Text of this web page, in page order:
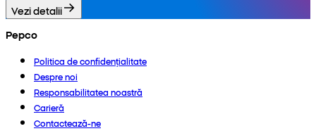
Vezi detalii
Pepco
Politica de confidențialitate
Despre noi
Responsabilitatea noastră
Carieră
Contactează-ne